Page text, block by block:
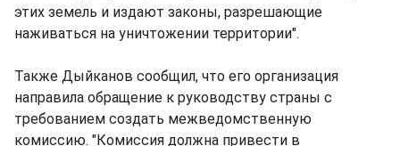
этих земель и издают законы, разрешающие
наживаться на уничтожении территории".
Также Дыйканов сообщил, что его организация
направила обращение к руководству страны с
требованием создать межведомственную
комиссию. "Комиссия должна привести в